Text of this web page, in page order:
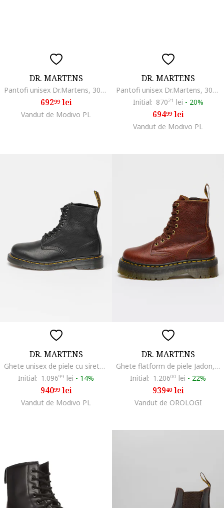
DR. MARTENS
Pantofi unisex Dr.Martens, 303781750, Piele naturala, Negru, Negru
69299lei
Vandut de Modivo PL
DR. MARTENS
Pantofi unisex Dr.Martens, 301440383, Piele naturala, Negru, Negru
Initial: 87021 lei - 20%
69499lei
Vandut de Modivo PL
DR. MARTENS
Ghete unisex de piele cu sireturi 1460 Pascal, Negru
Initial: 1.09699 lei - 14%
94099lei
Vandut de Modivo PL
DR. MARTENS
Ghete flatform de piele Jadon, Visiniu
Initial: 1.20600 lei - 22%
93940lei
Vandut de OROLOGI